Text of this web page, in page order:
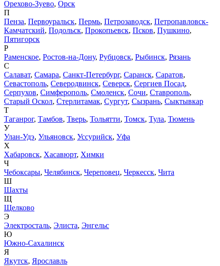
Орехово-Зуево, Орск
П
Пенза, Первоуральск, Пермь, Петрозаводск, Петропавловск-
Камчатский, Подольск, Прокопьевск, Псков, Пушкино,
Пятигорск
Р
Раменское, Ростов-на-Дону, Рубцовск, Рыбинск, Рязань
С
Салават, Самара, Санкт-Петербург, Саранск, Саратов,
Севастополь, Северодвинск, Северск, Сергиев Посад,
Серпухов, Симферополь, Смоленск, Сочи, Ставрополь,
Старый Оскол, Стерлитамак, Сургут, Сызрань, Сыктывкар
Т
Таганрог, Тамбов, Тверь, Тольятти, Томск, Тула, Тюмень
У
Улан-Удэ, Ульяновск, Уссурийск, Уфа
Х
Хабаровск, Хасавюрт, Химки
Ч
Чебоксары, Челябинск, Череповец, Черкесск, Чита
Ш
Шахты
Щ
Щелково
Э
Электросталь, Элиста, Энгельс
Ю
Южно-Сахалинск
Я
Якутск, Ярославль